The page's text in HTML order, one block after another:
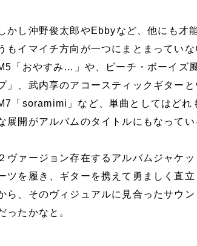
かし沖野俊太郎やEbbyなど、他にも才
もイマイチ方向が一つにまとまってい
「おやすみ…」や、ビーチ・ボーイズ
」、武内享のアコースティックギター
「soramimi」など、単曲としてはどれ
展開がアルバムのタイトルにもなって
２ヴァージョン存在するアルバムジャケ
ツを履き、ギターを携えて勇ましく直
ら、そのヴィジュアルに見合ったサウ
ったかなと。